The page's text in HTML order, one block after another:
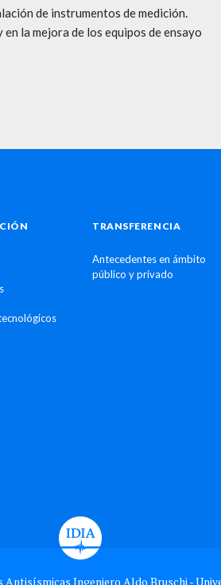
de instrumentos de medición.
la mejora de los equipos de ensayo
TRANSFERENCIA
Antecedentes en ámbito
público y privado
Ingeniero Aldo Bruschi -